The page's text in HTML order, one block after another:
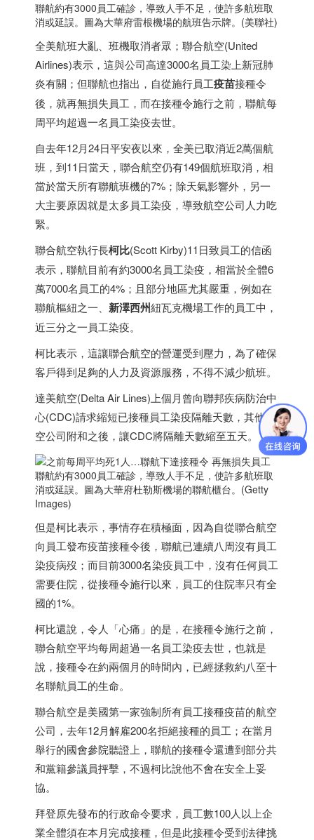
聯航約有3000員工確診，導致人手不足，使許多航班取
消或延誤。圖為大華府雷根機場的航班告示牌。(美聯社)
全美航班大亂、班機取消者眾；聯合航空(United
Airlines)表示，這與公司高達3000名員工染上新冠肺
炎有關；但聯航也指出，自從施行員工疫苗接種令
後，就再無損失員工，而在接種令施行之前，聯航每
周平均超過一名員工染疫去世。
自去年12月24日平安夜以來，全美已取消近2萬個航
班，到11日當天，聯合航空仍有149個航班取消，相
當於當天所有聯航班機的7%；除天氣影響外，另一
大主要原因就是太多員工染疫，導致航空公司人力吃
緊。
聯合航空執行長柯比(Scott Kirby)11日致員工的信函
表示，聯航目前有約3000名員工染疫，相當於全體6
萬7000名員工的4%；且部分地區尤其嚴重，例如在
聯航樞紐之一、 新澤西州紐瓦克機場工作的員工中，
近三分之一員工染疫。
柯比表示，這讓聯合航空的營運受到壓力，為了確保
客戶得到足夠的人力及資源服務，不得不減少航班。
達美航空(Delta Air Lines)上個月曾向聯邦疾病防治中
心(CDC)請求縮短已接種員工染疫隔離天數，其他航
空公司附和之後，讓CDC將隔離天數縮至五天。
聯航約有3000員工確診，導致人手不足，使許多航班取
消或延誤。圖為大華府杜勒斯機場的聯航櫃台。(Getty
Images)
但是柯比表示，事情存在積極面，因為自從聯合航空
向員工發布疫苗接種令後，聯航已連續八周沒有員工
染疫病歿；而目前3000名染疫員工中，沒有任何員工
需要住院，從接種令施行以來，員工的住院率只有全
國的1%。
柯比還說，令人「心痛」的是，在接種令施行之前，
聯合航空平均每周超過一名員工染疫去世，也就是
說，接種令在約兩個月的時間內，已經拯救約八至十
名聯航員工的生命。
聯合航空是美國第一家強制所有員工接種疫苗的航空
公司，去年12月解雇200名拒絕接種的員工；在當月
舉行的國會參院聽證上，聯航的接種令還遭到部分共
和黨籍參議員抨擊，不過柯比說他不會在安全上妥
協。
拜登原先發布的行政命令要求，員工數100人以上企
業全體須在本月完成接種，但是此接種令受到法律挑